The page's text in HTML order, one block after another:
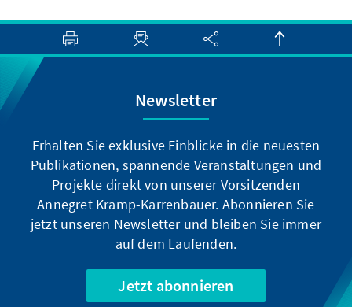
Newsletter
Erhalten Sie exklusive Einblicke in die neuesten
Publikationen, spannende Veranstaltungen und
Projekte direkt von unserer Vorsitzenden
Annegret Kramp-Karrenbauer. Abonnieren Sie
jetzt unseren Newsletter und bleiben Sie immer
auf dem Laufenden.
Jetzt abonnieren